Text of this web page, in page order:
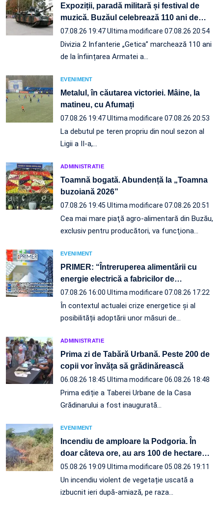
Expoziții, paradă militară și festival de
muzică. Buzăul celebrează 110 ani de…
07.08.26 19:47Ultima modificare 07.08.26 20:54
Divizia 2 Infanterie „Getica” marchează 110 ani
de la înființarea Armatei a…
EVENIMENT
Metalul, în căutarea victoriei. Mâine, la
matineu, cu Afumați
07.08.26 19:47Ultima modificare 07.08.26 20:53
La debutul pe teren propriu din noul sezon al
Ligii a II-a,…
ADMINISTRATIE
Toamnă bogată. Abundență la „Toamna
buzoiană 2026”
07.08.26 19:45 Ultima modificare 07.08.26 20:51
Cea mai mare piaţă agro-alimentară din Buzău,
exclusiv pentru producători, va funcţiona…
EVENIMENT
PRIMER: “Întreruperea alimentării cu
energie electrică a fabricilor de…
07.08.26 16:00 Ultima modificare 07.08.26 17:22
În contextul actualei crize energetice și al
posibilității adoptării unor măsuri de…
ADMINISTRATIE
Prima zi de Tabără Urbană. Peste 200 de
copii vor învăța să grădinărească
06.08.26 18:45 Ultima modificare 06.08.26 18:48
Prima ediție a Taberei Urbane de la Casa
Grădinarului a fost inaugurată…
EVENIMENT
Incendiu de amploare la Podgoria. În
doar câteva ore, au ars 100 de hectare…
05.08.26 19:09 Ultima modificare 05.08.26 19:11
Un incendiu violent de vegetație uscată a
izbucnit ieri după-amiază, pe raza…